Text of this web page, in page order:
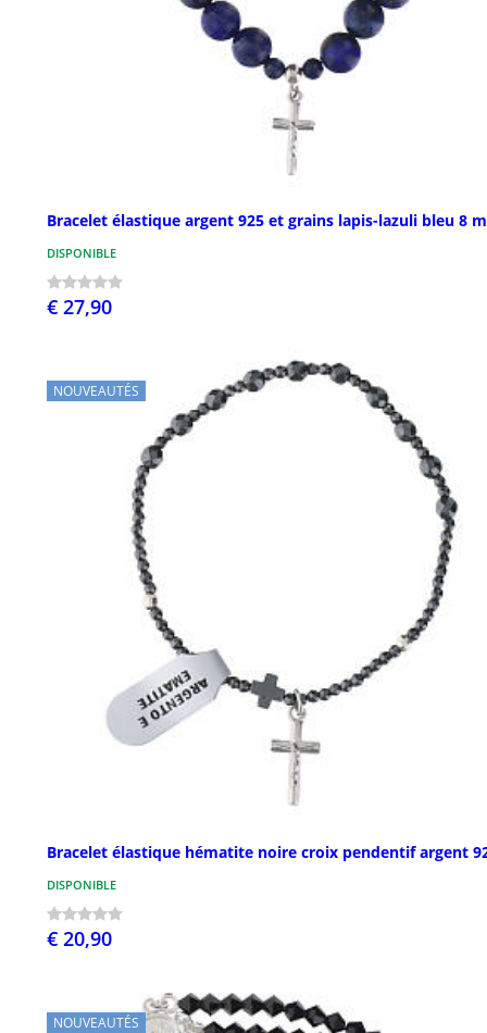
Bracelet élastique argent 925 et grains lapis-lazuli bleu 8
DISPONIBLE
€ 27,90
NOUVEAUTÉS
Bracelet élastique hématite noire croix pendentif argent
DISPONIBLE
€ 20,90
NOUVEAUTÉS